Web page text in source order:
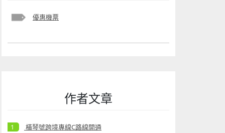
優惠機票
作者文章
橫琴號跨境專線C路線開通